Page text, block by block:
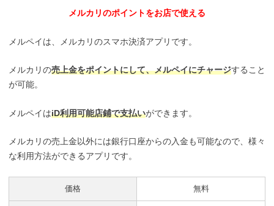
メルカリのポイントをお店で使える
メルペイは、メルカリのスマホ決済アプリです。
メルカリの売上金をポイントにして、メルペイにチャージすること
が可能。
メルペイはiD利用可能店鋪で支払いができます。
メルカリの売上金以外には銀行口座からの入金も可能なので、様々
な利用方法ができるアプリです。
価格 無料